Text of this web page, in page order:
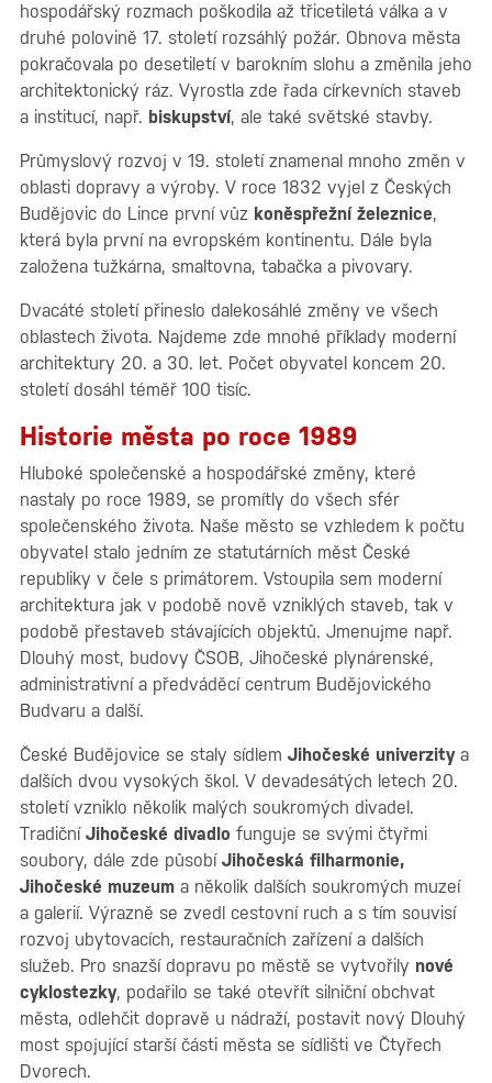
hospodářský rozmach poškodila až třicetiletá válka a v
druhé polovině 17. století rozsáhlý požár. Obnova města
pokračovala po desetiletí v barokním slohu a změnila jeho
architektonický ráz. Vyrostla zde řada církevních staveb
a institucí, např. biskupství, ale také světské stavby.
Průmyslový rozvoj v 19. století znamenal mnoho změn v
oblasti dopravy a výroby. V roce 1832 vyjel z Českých
Budějovic do Lince první vůz koněspřežní železnice,
která byla první na evropském kontinentu. Dále byla
založena tužkárna, smaltovna, tabačka a pivovary.
Dvacáté století přineslo dalekosáhlé změny ve všech
oblastech života. Najdeme zde mnohé příklady moderní
architektury 20. a 30. let. Počet obyvatel koncem 20.
století dosáhl téměř 100 tisíc.
Historie města po roce 1989
Hluboké společenské a hospodářské změny, které
nastaly po roce 1989, se promítly do všech sfér
společenského života. Naše město se vzhledem k počtu
obyvatel stalo jedním ze statutárních měst České
republiky v čele s primátorem. Vstoupila sem moderní
architektura jak v podobě nově vzniklých staveb, tak v
podobě přestaveb stávajících objektů. Jmenujme např.
Dlouhý most, budovy ČSOB, Jihočeské plynárenské,
administrativní a předváděcí centrum Budějovického
Budvaru a další.
České Budějovice se staly sídlem Jihočeské univerzitya
dalších dvou vysokých škol. V devadesátých letech 20.
století vzniklo několik malých soukromých divadel.
Tradiční Jihočeské divadlo funguje se svými čtyřmi
soubory, dále zde působí Jihočeská filharmonie,
Jihočeské muzeum a několik dalších soukromých muzeí
a galerií. Výrazně se zvedl cestovní ruch a s tím souvisí
rozvoj ubytovacích, restauračních zařízení a dalších
služeb. Pro snazší dopravu po městě se vytvořily nové
cyklostezky, podařilo se také otevřít silniční obchvat
města, odlehčit dopravě u nádraží, postavit nový Dlouhý
most spojující starší části města se sídlišti ve Čtyřech
Dvorech.